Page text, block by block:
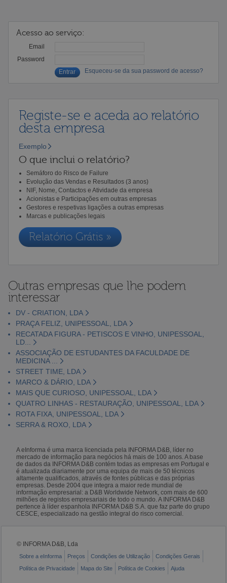
Acesso ao serviço:
Email
Password
Esqueceu-se da sua password de acesso?
Registe-se e aceda ao relatório
desta empresa
Exemplo
O que inclui o relatório?
Semáforo do Risco de Failure
Evolução das Vendas e Resultados (3 anos)
NIF, Nome, Contactos e Atividade da empresa
Acionistas e Participações em outras empresas
Gestores e respetivas ligações a outras empresas
Marcas e publicações legais
Relatório Grátis »
Outras empresas que lhe podem
interessar
DV - CRIATION, LDA
PRAÇA FELIZ, UNIPESSOAL, LDA
RECATADA FIGURA - PETISCOS E VINHO, UNIPESSOAL,
LD...
ASSOCIAÇÃO DE ESTUDANTES DA FACULDADE DE
MEDICINA ...
STREET TIME, LDA
MARCO & DÁRIO, LDA
MAIS QUE CURIOSO, UNIPESSOAL, LDA
QUATRO LINHAS - RESTAURAÇÃO, UNIPESSOAL, LDA
ROTA FIXA, UNIPESSOAL, LDA
SERRA & ROXO, LDA
A eInforma é uma marca licenciada pela INFORMA D&B, líder no
mercado de informação para negócios há mais de 100 anos. A base
de dados da INFORMA D&B contém todas as empresas em Portugal e
é atualizada diariamente por uma equipa de mais de 50 técnicos
altamente qualificados, através de fontes públicas e das próprias
empresas. Desde 2004 que integra a maior rede mundial de
informação empresarial: a D&B Worldwide Network, com mais de 600
milhões de registos empresariais de todo o mundo. A INFORMA D&B
pertence à líder espanhola INFORMA D&B S.A. que faz parte do grupo
CESCE, especializado na gestão integral do risco comercial.
© INFORMA D&B, Lda
Sobre a eInforma Preços Condições de Utilização
Condições Gerais
Política de Privacidade
Mapa do Site Política de Cookies Ajuda